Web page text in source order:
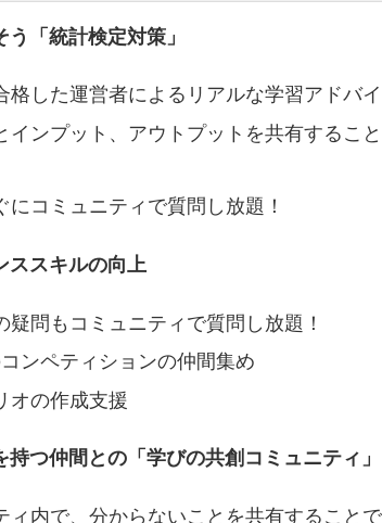
「統計検定対策」
格した運営者によるリアルな学習アドバ
インプット、アウトプットを共有するこ
コミュニティで質問し放題！
ススキルの向上
問もコミュニティで質問し放題！
ンペティションの仲間集め
オの作成支援
つ仲間との「学びの共創コミュニティ」
ィ内で、分からないことを共有すること